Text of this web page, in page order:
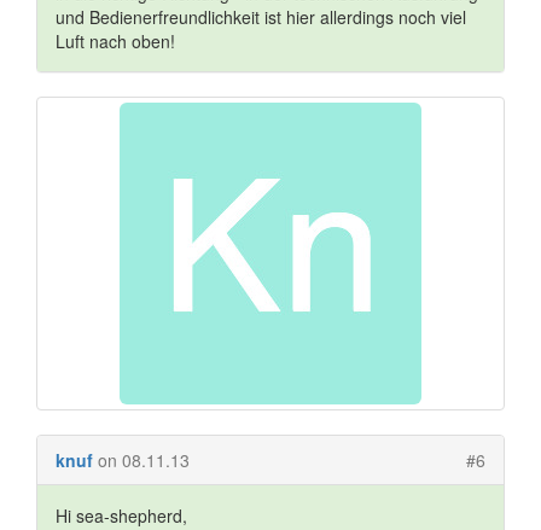
und Bedienerfreundlichkeit ist hier allerdings noch viel
Luft nach oben!
knuf on 08.11.13 #6
Hi sea-shepherd,